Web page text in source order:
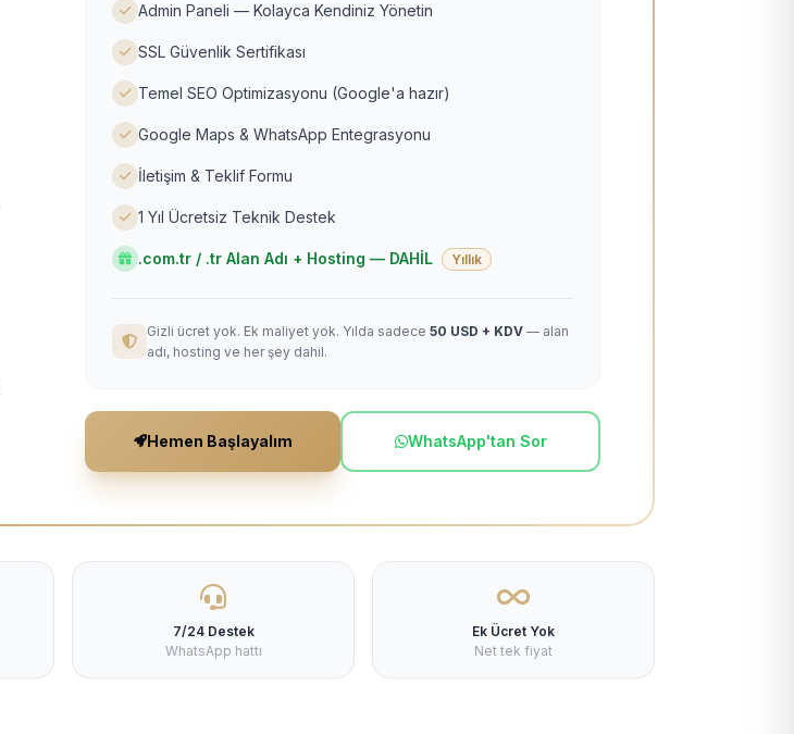
Admin Paneli — Kolayca Kendiniz Yönetin
SSL Güvenlik Sertifikası
Temel SEO Optimizasyonu (Google'a hazır)
Google Maps & WhatsApp Entegrasyonu
İletişim & Teklif Formu
1 Yıl Ücretsiz Teknik Destek
.com.tr / .tr Alan Adı + Hosting — DAHİL Yıllık
Gizli ücret yok. Ek maliyet yok. Yılda sadece 50 USD + KDV — alan
adı, hosting ve her şey dahil.
Hemen Başlayalım WhatsApp'tan Sor
7/24 Destek
WhatsApp hattı
Ek Ücret Yok
Net tek fiyat